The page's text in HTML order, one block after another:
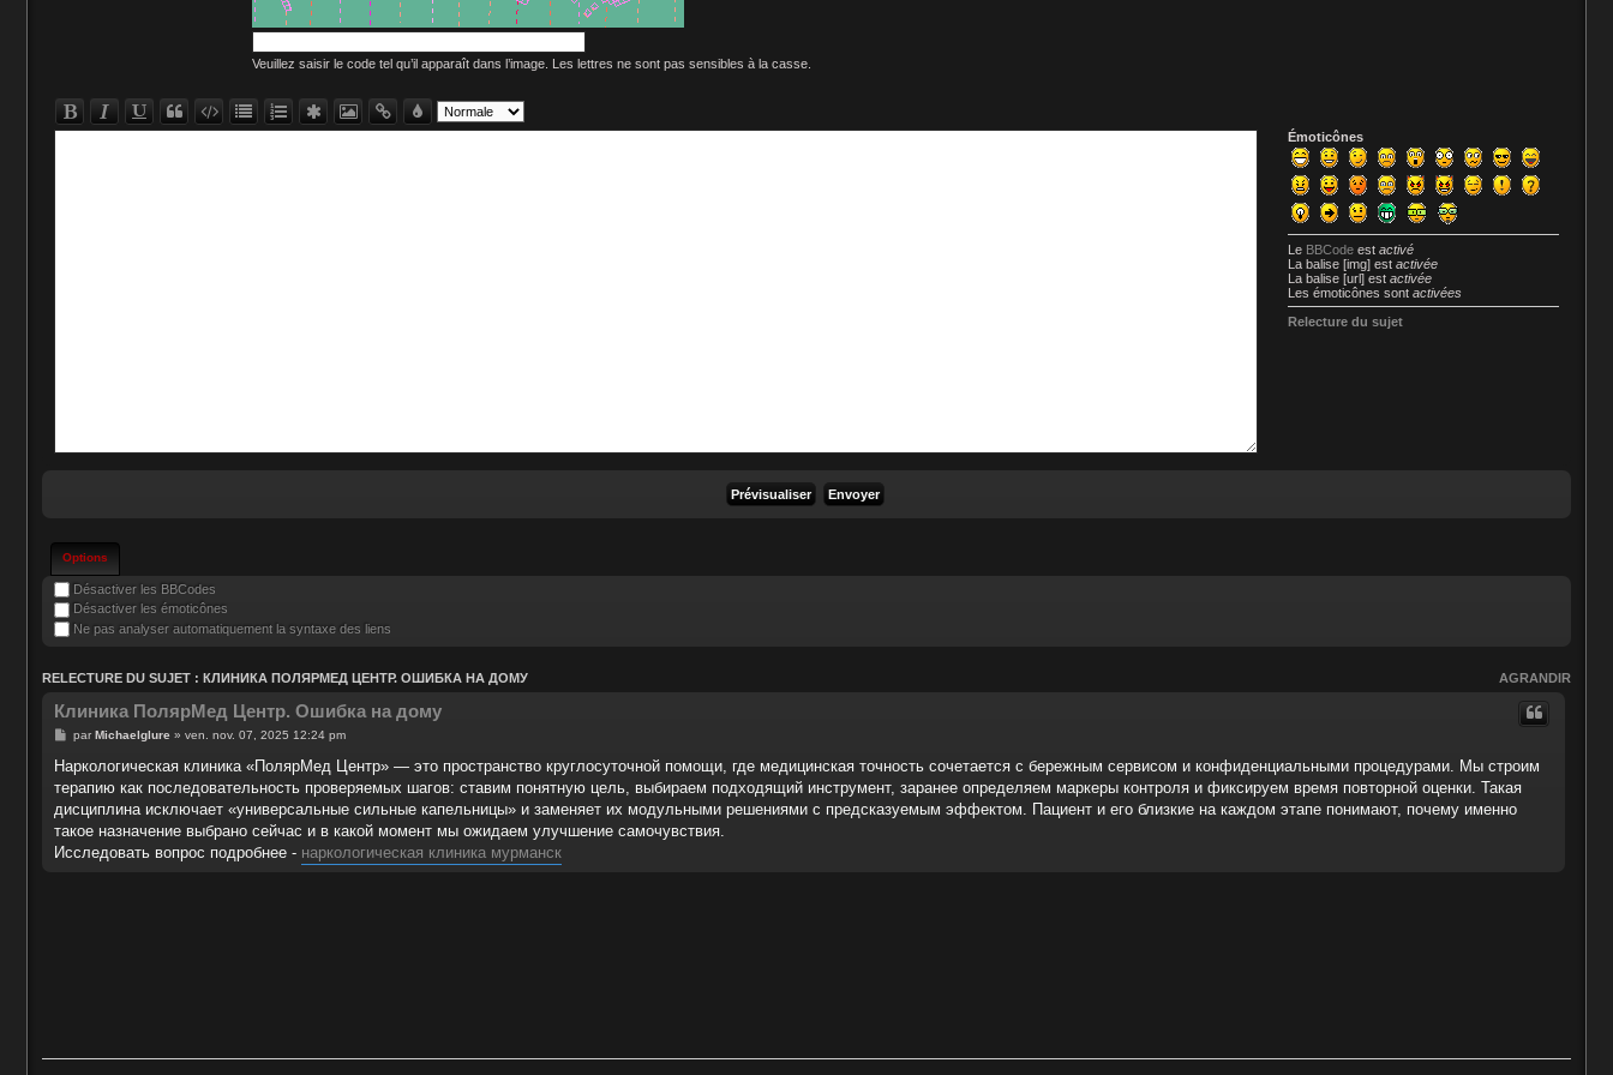
Veuillez saisir le code tel qu’il apparaît dans l’image. Les lettres ne sont pas sensibles à la casse.
Émoticônes
Le BBCode estactivé
La balise [img] estactivée
La balise [url] estactivée
Les émoticônes sontactivées
Relecture du sujet
Options
Désactiver les BBCodes
Désactiver les émoticônes
Ne pas analyser automatiquement la syntaxe des liens
AGRANDIR
RELECTURE DU SUJET : КЛИНИКА ПОЛЯРМЕД ЦЕНТР. ОШИБКА НА ДОМУ
Клиника ПолярМед Центр. Ошибка на дому
par Michaelglure» ven. nov. 07, 2025 12:24 pm
Наркологическая клиника «ПолярМед Центр» — это пространство круглосуточной помощи, где медицинская точность сочетается с бережным сервисом и конфиденциальными процедурами. Мы строим
терапию как последовательность проверяемых шагов: ставим понятную цель, выбираем подходящий инструмент, заранее определяем маркеры контроля и фиксируем время повторной оценки. Такая
дисциплина исключает «универсальные сильные капельницы» и заменяет их модульными решениями с предсказуемым эффектом. Пациент и его близкие на каждом этапе понимают, почему именно
такое назначение выбрано сейчас и в какой момент мы ожидаем улучшение самочувствия.
Исследовать вопрос подробнее - наркологическая клиника мурманск